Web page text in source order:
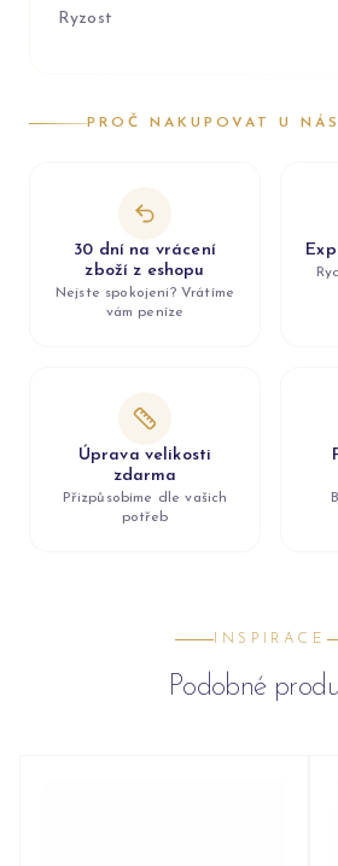
Ryzost
PROČ NAKUPOVAT U NÁS
30 dní na vrácení
zboží z eshopu
Nejste spokojeni? Vrátíme
vám peníze
Úprava velikosti
zdarma
Přizpůsobíme dle vašich
potřeb
INSPIRACE
Podobné